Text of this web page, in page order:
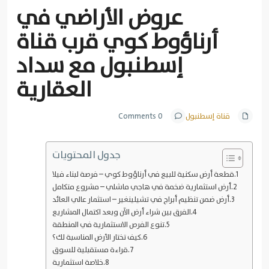
عروض الأراضي في
أرناؤوط كوي قرب قناة
إسطنبول مع سداد
العقارية
قناة إسطنبول
جدول المحتويات
قطعة أرض سكنية للبيع في أرناؤوط كوي – فرصة لبناء فيلا
أرض استثمارية ضخمة في هاجي ماشلي – مشروع متكامل
أرض ضمن تنظيم أبراج في تشيلينغير – استثمار عالي العائد
الفرق بين شراء أرض الآن وبعد اكتمال المشاريع
تنوع الفرص الاستثمارية في المنطقة
كيف تختار الأرض المناسبة لك؟
قراءة مستقبلية للسوق
خلاصة استثمارية